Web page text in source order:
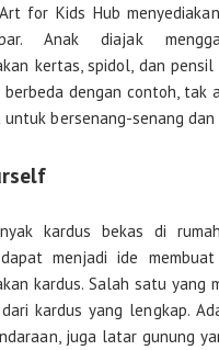
for Kids Hub
Anak diajak
kertas, spidol, dan
berbeda dengan contoh, tak
untuk bersenang-senang
kardus bekas di
menjadi ide
kardus. Salah satu yang
kardus yang lengkap.
juga latar gunung